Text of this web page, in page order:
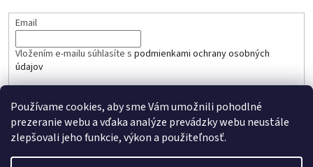
Používame cookies, aby sme Vám umožnili pohodlné
prezeranie webu a vďaka analýze prevádzky webu neustále
zlepšovali jeho funkcie, výkon a použiteľnosť.
Email
Vložením e-mailu súhlasíte s podmienkami ochrany osobných
údajov
PRIHLÁSIŤ SA